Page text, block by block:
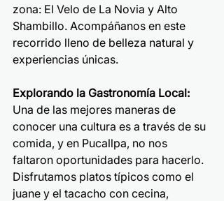
zona: El Velo de La Novia y Alto
Shambillo. Acompáñanos en este
recorrido lleno de belleza natural y
experiencias únicas.
Explorando la Gastronomía Local:
Una de las mejores maneras de
conocer una cultura es a través de su
comida, y en Pucallpa, no nos
faltaron oportunidades para hacerlo.
Disfrutamos platos típicos como el
juane y el tacacho con cecina,